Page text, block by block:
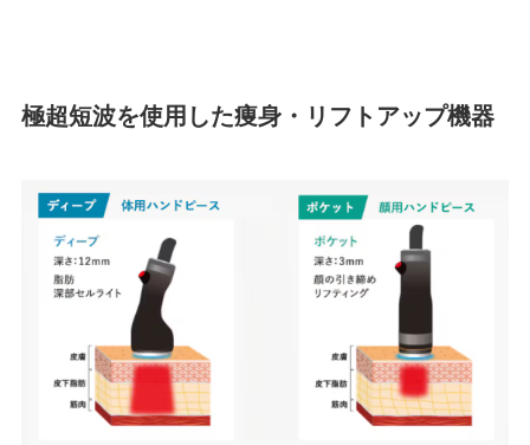
極超短波を使用した痩身・リフトアップ機器